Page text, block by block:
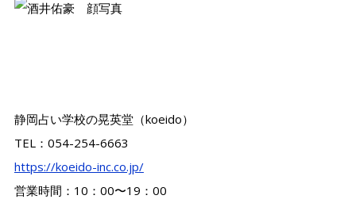
静岡占い学校の晃英堂（koeido）
TEL：054-254-6663
https://koeido-inc.co.jp/
営業時間：10：00〜19：00